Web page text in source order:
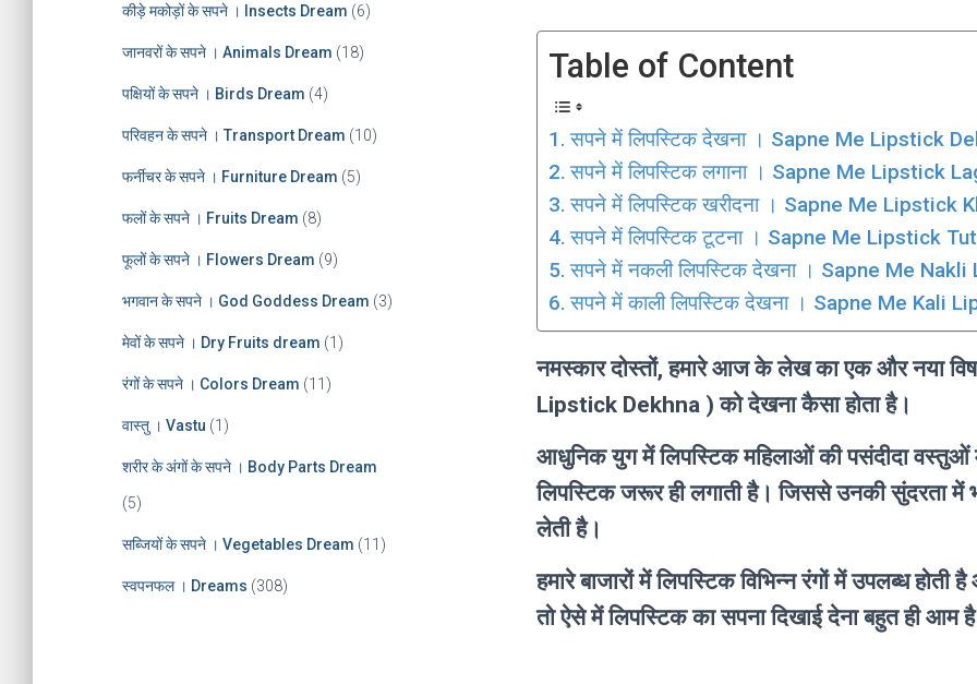
कीड़े मकोड़ों के सपने । Insects Dream (6)
जानवरों के सपने । Animals Dream (18)
पक्षियों के सपने । Birds Dream (4)
परिवहन के सपने । Transport Dream (10)
फर्नीचर के सपने । Furniture Dream (5)
फलों के सपने । Fruits Dream (8)
फूलों के सपने । Flowers Dream (9)
भगवान के सपने । God Goddess Dream (3)
मेवों के सपने । Dry Fruits dream (1)
रंगों के सपने । Colors Dream (11)
वास्तु । Vastu (1)
शरीर के अंगों के सपने । Body Parts Dream
(5)
सब्जियों के सपने । Vegetables Dream (11)
स्वपनफल । Dreams (308)
Table of Content
सपने में लिपस्टिक देखना । Sapne Me Lipstick
सपने में लिपस्टिक लगाना । Sapne Me Lipstick
सपने में लिपस्टिक खरीदना । Sapne Me Lipstick
सपने में लिपस्टिक टूटना । Sapne Me Lipstick
सपने में नकली लिपस्टिक देखना । Sapne Me
सपने में काली लिपस्टिक देखना । Sapne Me Kali
नमस्कार दोस्तों, हमारे आज के लेख का एक और नया
Lipstick Dekhna ) को देखना कैसा होता है।
आधुनिक युग में लिपस्टिक महिलाओं की पसंदीदा वस्तुओं
लिपस्टिक जरूर ही लगाती है। जिससे उनकी सुंदरता में
लेती है।
हमारे बाजारों में लिपस्टिक विभिन्न रंगों में उपलब्ध
तो ऐसे में लिपस्टिक का सपना दिखाई देना बहुत ही आम